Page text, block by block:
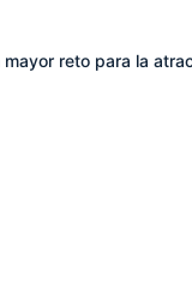
reto para la